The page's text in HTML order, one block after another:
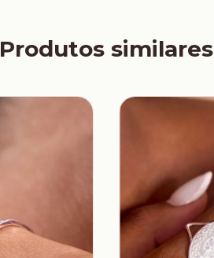
Produtos similares